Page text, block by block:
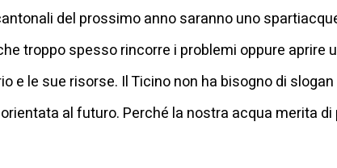
del prossimo anno saranno uno
troppo spesso rincorre i problemi oppure aprire
e le sue risorse. Il Ticino non ha bisogno di
al futuro. Perché la nostra acqua merita